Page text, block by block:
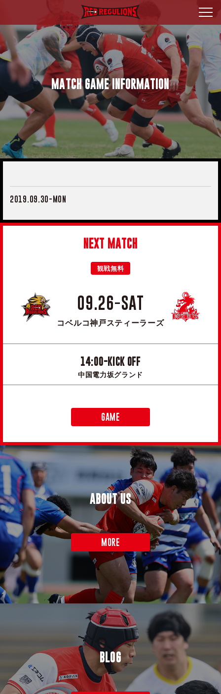
MATCH GAME INFORMATION
2019.09.30-MON
NEXT MATCH
観戦無料
09.26-SAT
コベルコ神戸スティーラーズ
14:00-KICK OFF
中国電力坂グランド
GAME
ABOUT US
MORE
BLOG